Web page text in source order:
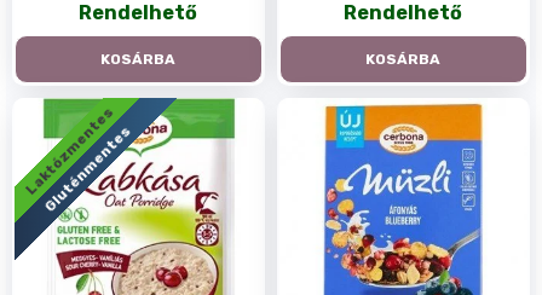
Rendelhető
KOSÁRBA
Rendelhető
KOSÁRBA
Laktózmentes
Gluténmentes